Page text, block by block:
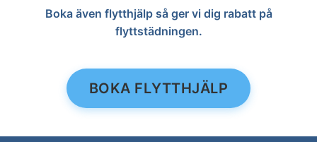
Boka även flytthjälp så ger vi dig rabatt på
flyttstädningen.
BOKA FLYTTHJÄLP